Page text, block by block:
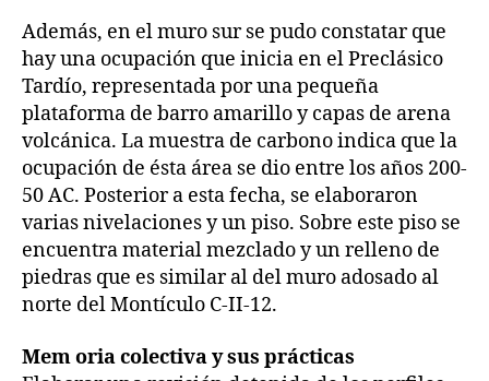
Además, en el muro sur se pudo constatar que
hay una ocupación que inicia en el Preclásico
Tardío, representada por una pequeña
plataforma de barro amarillo y capas de arena
volcánica. La muestra de carbono indica que la
ocupación de ésta área se dio entre los años 200-
50 AC. Posterior a esta fecha, se elaboraron
varias nivelaciones y un piso. Sobre este piso se
encuentra material mezclado y un relleno de
piedras que es similar al del muro adosado al
norte del Montículo C-II-12.
Mem oria colectiva y sus prácticas